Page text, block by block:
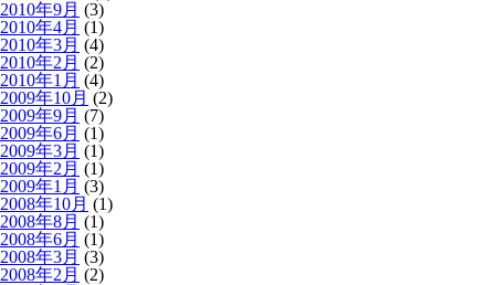
2010年9月 (3)
2010年4月 (1)
2010年3月 (4)
2010年2月 (2)
2010年1月 (4)
2009年10月 (2)
2009年9月 (7)
2009年6月 (1)
2009年3月 (1)
2009年2月 (1)
2009年1月 (3)
2008年10月 (1)
2008年8月 (1)
2008年6月 (1)
2008年3月 (3)
2008年2月 (2)